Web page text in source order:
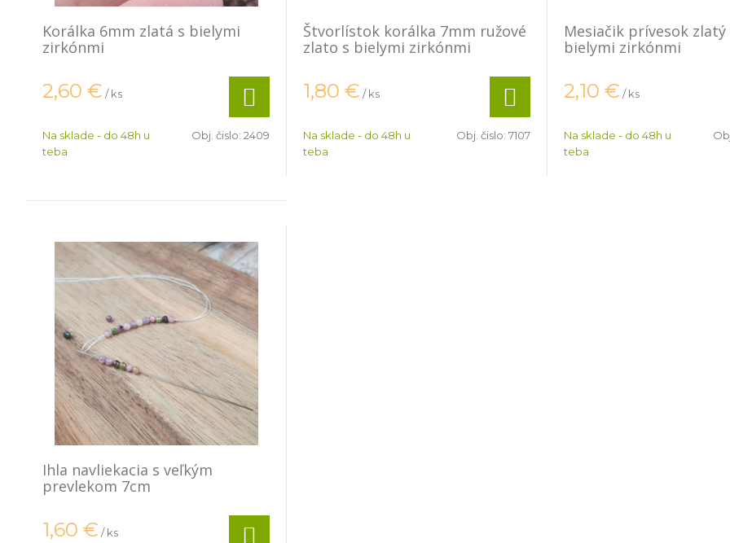
Korálka 6mm zlatá s bielymi
zirkónmi
2,60 € / ks
Na sklade - do 48h u
teba
Obj. čislo: 2409
Štvorlístok korálka 7mm ružové
zlato s bielymi zirkónmi
1,80 € / ks
Na sklade - do 48h u
teba
Obj. čislo: 7107
Mesiačik prívesok zlatý
bielymi zirkónmi
2,10 € / ks
Na sklade - do 48h u
teba
Ihla navliekacia s veľkým
prevlekom 7cm
1,60 € / ks